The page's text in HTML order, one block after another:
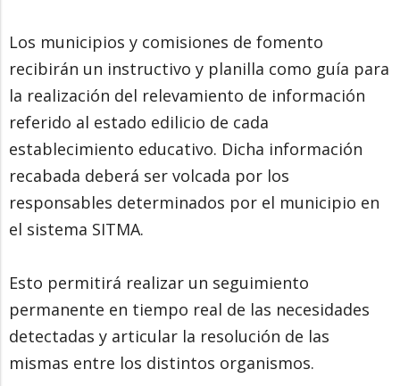
Los municipios y comisiones de fomento
recibirán un instructivo y planilla como guía para
la realización del relevamiento de información
referido al estado edilicio de cada
establecimiento educativo. Dicha información
recabada deberá ser volcada por los
responsables determinados por el municipio en
el sistema SITMA.
Esto permitirá realizar un seguimiento
permanente en tiempo real de las necesidades
detectadas y articular la resolución de las
mismas entre los distintos organismos.